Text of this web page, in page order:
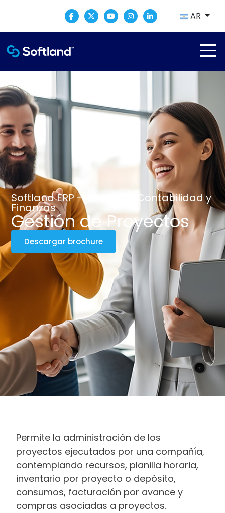
AR
Softland ERP - Dirección, Contabilidad y
Finanzas
Gestión de Proyectos
Descargar brochure
Permite la administración de los
proyectos ejecutados por una compañía,
contemplando recursos, planilla horaria,
inventario por proyecto o depósito,
consumos, facturación por avance y
compras asociadas a proyectos.